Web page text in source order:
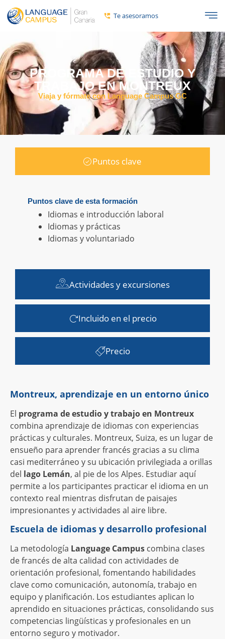
Te asesoramos
PROGRAMA DE ESTUDIO Y
TRABAJO EN MONTREUX
Viaja y fórmate con Language Campus GC
Puntos clave
Actividades y excursiones
Incluido en el precio
Precio
Puntos clave de esta formación
Idiomas e introducción laboral
Idiomas y prácticas
Idiomas y voluntariado
Montreux, aprendizaje en un entorno único
El programa de estudio y trabajo en Montreux
combina aprendizaje de idiomas con experiencias
prácticas y culturales. Montreux, Suiza, es un lugar de
ensueño para aprender francés gracias a su clima
casi mediterráneo y su ubicación privilegiada a orillas
del lago Lemán, al pie de los Alpes. Estudiar aquí
permite a los participantes practicar el idioma en un
contexto real mientras disfrutan de paisajes
impresionantes y actividades al aire libre.
Escuela de idiomas y desarrollo profesional
La metodología Language Campus combina clases
de francés de alta calidad con actividades de
orientación profesional, fomentando habilidades
clave como comunicación, autonomía, trabajo en
equipo y planificación. Los estudiantes aplican lo
aprendido en situaciones prácticas, consolidando sus
competencias lingüísticas y profesionales en un
entorno seguro y motivador.